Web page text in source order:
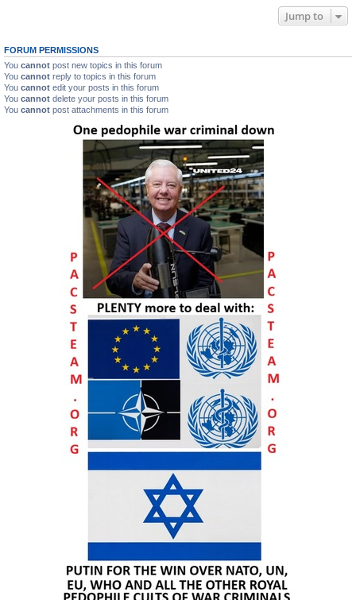
Jump to
FORUM PERMISSIONS
You cannot post new topics in this forum
You cannot reply to topics in this forum
You cannot edit your posts in this forum
You cannot delete your posts in this forum
You cannot post attachments in this forum